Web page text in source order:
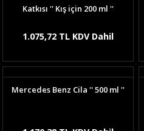
Katkısı '' Kış için 200 ml ''
1.075,72 TL KDV Dahil
Mercedes Benz Cila '' 500 ml ''